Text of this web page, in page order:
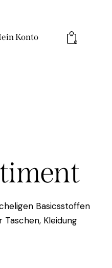
Konto 0
Basicsstoffen
Kleidung